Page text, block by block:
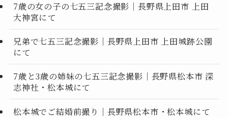
7歳の女の子の七五三記念撮影｜長野県上田市 上田
大神宮にて
兄弟で七五三記念撮影｜長野県上田市 上田城跡公園
にて
7歳と3歳の姉妹の七五三記念撮影｜長野県松本市 深
志神社・松本城にて
松本城でご結婚前撮り｜長野県松本市・松本城にて